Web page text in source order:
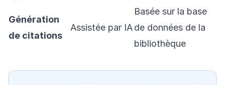
Génération
de citations
Assistée par IA
Basée sur la base
de données de la
bibliothèque